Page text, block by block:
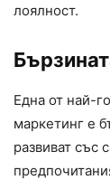
лоялност.
Една от най-
маркетинг е
развиват със